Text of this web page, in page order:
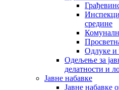
средине
Одлуке и
Одељење за
делатности и
Јавне набавке
Јавне набавке